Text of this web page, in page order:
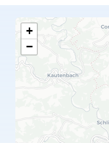
+
−